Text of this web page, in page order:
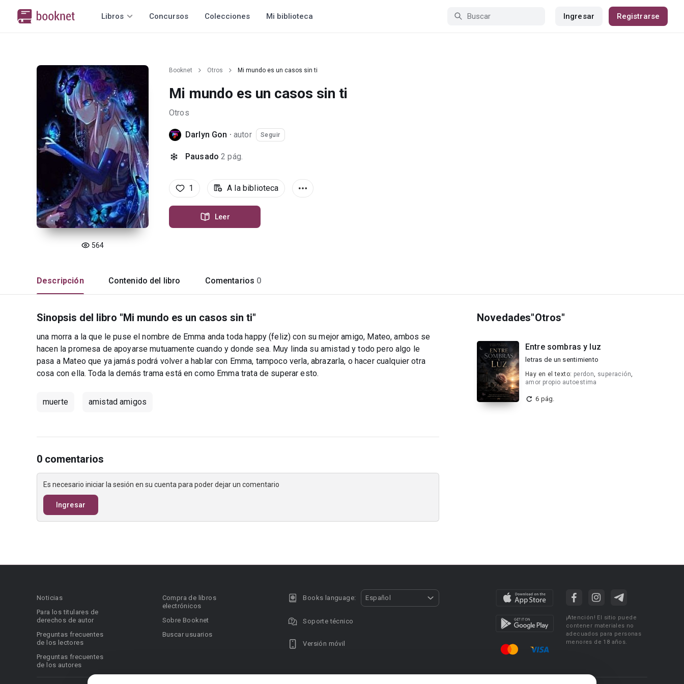
Libros Concursos Colecciones Mi biblioteca Ingresar Registrarse
564
Booknet Otros Mi mundo es un casos sin ti
Mi mundo es un casos sin ti
Otros
Darlyn Gon · autor Seguir
Pausado 2 pág.
1 A la biblioteca
Leer
Descripción Contenido del libro Comentarios 0
Sinopsis del libro "Mi mundo es un casos sin ti"
una morra a la que le puse el nombre de Emma anda toda happy (feliz) con su mejor amigo, Mateo, ambos se
hacen la promesa de apoyarse mutuamente cuando y donde sea. Muy linda su amistad y todo pero algo le
pasa a Mateo que ya jamás podrá volver a hablar con Emma, tampoco verla, abrazarla, o hacer cualquier otra
cosa con ella. Toda la demás trama está en como Emma trata de superar esto.
muerte amistad amigos
0 comentarios
Es necesario iniciar la sesión en su cuenta para poder dejar un comentario
Ingresar
Novedades"Otros"
Entre sombras y luz
letras de un sentimiento
Hay en el texto: perdon, superación,
amor propio autoestima
6 pág.
Noticias
Para los titulares de
derechos de autor
Preguntas frecuentes
de los lectores
Preguntas frecuentes
de los autores
Compra de libros
electrónicos
Sobre Booknet
Buscar usuarios
Books language: Español
Soporte técnico
Versión móvil
¡Atención! El sitio puede
contener materiales no
adecuados para personas
menores de 18 años.